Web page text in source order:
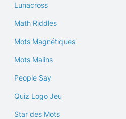
Lunacross
Math Riddles
Mots Magnétiques
Mots Malins
People Say
Quiz Logo Jeu
Star des Mots